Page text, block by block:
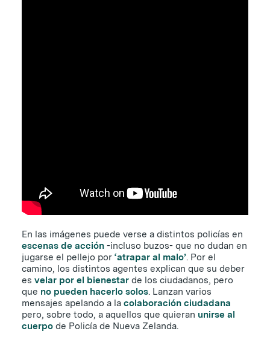
En las imágenes puede verse a distintos policías en
escenas de acción -incluso buzos- que no dudan en
jugarse el pellejo por ‘atrapar al malo’. Por el
camino, los distintos agentes explican que su deber
es velar por el bienestar de los ciudadanos, pero
que no pueden hacerlo solos. Lanzan varios
mensajes apelando a la colaboración ciudadana
pero, sobre todo, a aquellos que quieran unirse al
cuerpo de Policía de Nueva Zelanda.